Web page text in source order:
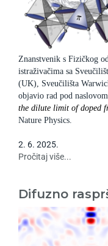
Znanstvenik s Fizičkog
istraživačima sa
(UK), Sveučilišta
objavio rad pod
the dilute limit of doped
Nature Physics.
2. 6. 2025.
Pročitaj više...
Difuzno